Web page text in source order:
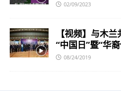
02/09/2023
【视频】与木
“中国日”暨“华
08/24/2019